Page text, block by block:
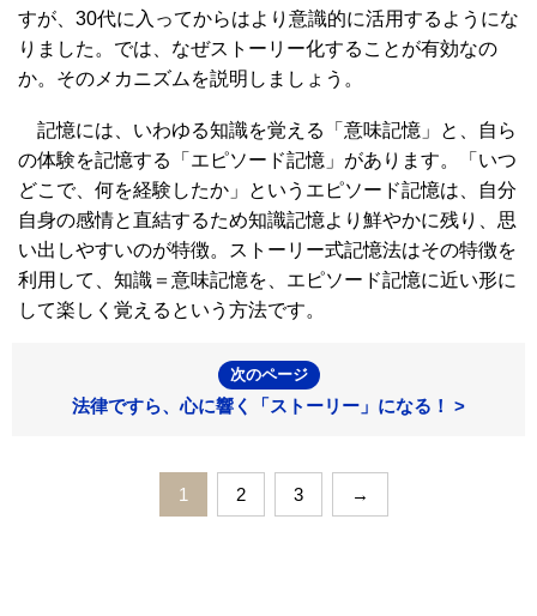
すが、30代に入ってからはより意識的に活用するようにな
りました。では、なぜストーリー化することが有効なの
か。そのメカニズムを説明しましょう。
記憶には、いわゆる知識を覚える「意味記憶」と、自ら
の体験を記憶する「エピソード記憶」があります。「いつ
どこで、何を経験したか」というエピソード記憶は、自分
自身の感情と直結するため知識記憶より鮮やかに残り、思
い出しやすいのが特徴。ストーリー式記憶法はその特徴を
利用して、知識＝意味記憶を、エピソード記憶に近い形に
して楽しく覚えるという方法です。
次のページ
法律ですら、心に響く「ストーリー」になる！ >
1 2 3 →